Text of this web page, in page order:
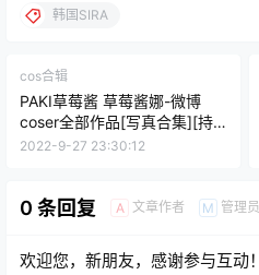
韩国SIRA
cos合辑
PAKI草莓酱 草莓酱娜-微博
coser全部作品[写真合集][持
续更新]
2022-9-27 23:30:12
0 条回复 A 文章作者 M 管理员
欢迎您，新朋友，感谢参与互动！